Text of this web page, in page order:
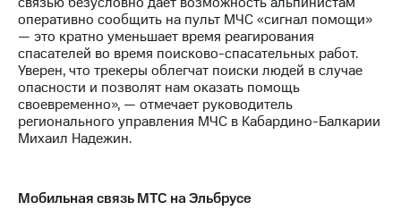
оперативно сообщить на пульт МЧС «сигнал помощи»
— это кратно уменьшает время реагирования
спасателей во время поисково-спасательных работ.
Уверен, что трекеры облегчат поиски людей в случае
опасности и позволят нам оказать помощь
своевременно», — отмечает руководитель
регионального управления МЧС в Кабардино-Балкарии
Михаил Надежин.
Мобильная связь МТС на Эльбрусе